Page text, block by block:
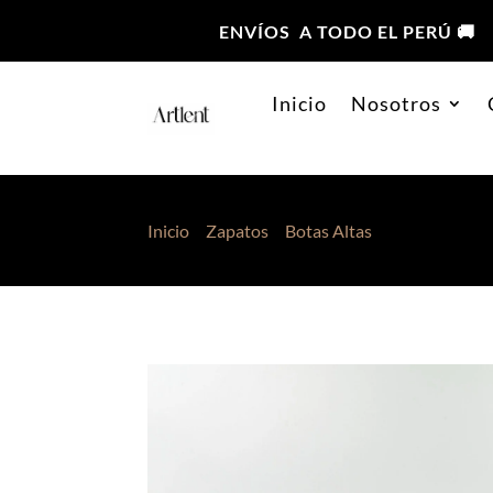
ENVÍOS A TODO EL PERÚ 🚚
Inicio Nosotros
Inicio Zapatos Botas Altas